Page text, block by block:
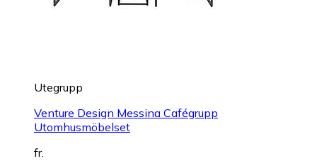
Utegrupp
Venture Design Messina Cafégrupp
Utomhusmöbelset
fr.